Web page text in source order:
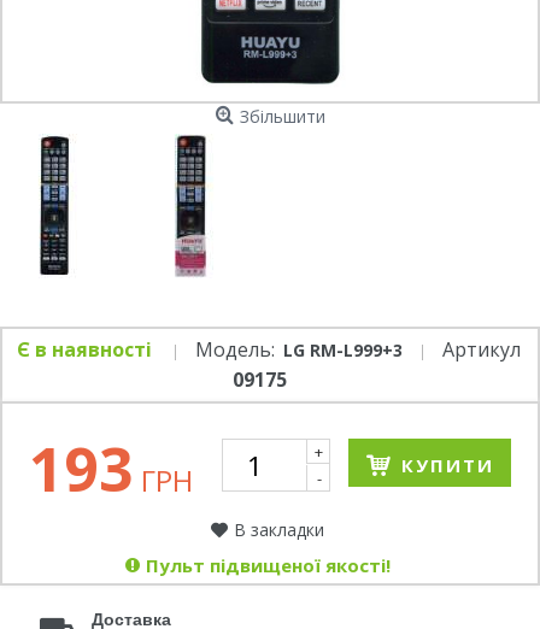
Збільшити
Є в наявності Модель: LG RM-L999+3
Артикул
09175
193 ГРН
+
-
КУПИТИ
В закладки
Пульт підвищеної якості!
Доставка